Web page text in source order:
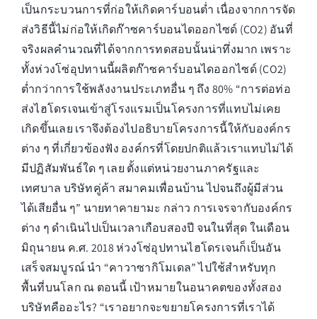
เป็นกระบวนการที่ก่อให้เกิดคาร์บอนต่ำ เนื่องจากการจัด
ส่งวิธีนี้ไม่ก่อให้เกิดก๊าซคาร์บอนไดออกไซด์ (CO2) อันที่
จริงผลคำนวณที่ได้จากการทดสอบนั้นน่าทึ่งมาก เพราะ
ทั้งห่วงโซ่อุปทานนี้ผลิตก๊าซคาร์บอนไดออกไซด์ (CO2)
ต่ำกว่าการใช้พลังงานประเภทอื่น ๆ ถึง 80% “การต่อท่อ
ส่งไฮโดรเจนเข้าสู่โรงแรมเป็นโครงการที่แทบไม่เคย
เกิดขึ้นเลย เราจึงต้องไปอธิบายโครงการนี้ให้กับองค์กร
ต่าง ๆ ที่เกี่ยวข้องฟัง องค์กรที่โดยปกติแล้วเราแทบไม่ได้
มีปฏิสัมพันธ์ใด ๆ เลย ตั้งแต่หน่วยงานภาครัฐและ
เทศบาล บริษัทคู่ค้า สมาคมเพื่อนบ้าน ไปจนถึงผู้มีส่วน
ได้เสียอื่น ๆ” นายทาคายามะ กล่าว การเจรจากับองค์กร
ต่าง ๆ ดำเนินไปเป็นเวลาเกือบสองปี จนในที่สุด ในเดือน
มิถุนายน ค.ศ. 2018 ห่วงโซ่อุปทานไฮโดรเจนก็เป็นอัน
เสร็จสมบูรณ์ นำ “คาวาซากิโมเดล” ไปใช้สำหรับทุก
พื้นที่บนโลก ณ ตอนนี้ เป้าหมายในอนาคตของทั้งสอง
บริษัทคืออะไร? “เราอยากจะขยายโครงการที่เราได้